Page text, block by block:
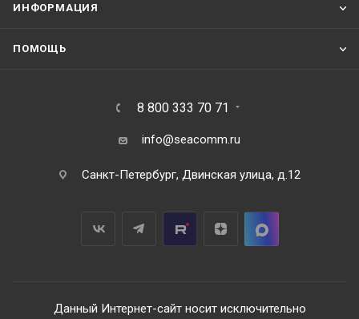
ИНФОРМАЦИЯ
ПОМОЩЬ
8 800 333 70 71
info@seacomm.ru
Санкт-Петербург, Двинская улица, д.12
Данный Интернет-сайт носит исключительно